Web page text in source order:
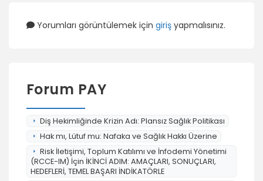
Yorumları görüntülemek için giriş yapmalısınız.
Forum PAY
Diş Hekimliğinde Krizin Adı: Plansız Sağlık Politikası
Hak mı, Lütuf mu: Nafaka ve Sağlık Hakkı Üzerine
Risk İletişimi, Toplum Katılımı ve İnfodemi Yönetimi
(RCCE-IM) İçin İKİNCİ ADIM: AMAÇLARI, SONUÇLARI,
HEDEFLERİ, TEMEL BAŞARI İNDİKATÖRLE